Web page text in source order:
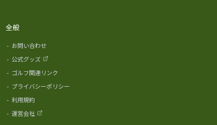
全般
- お問い合わせ
- 公式グッズ
- ゴルフ関連リンク
- プライバシーポリシー
- 利用規約
- 運営会社